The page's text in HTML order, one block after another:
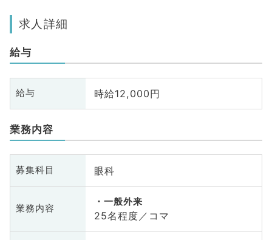
求人詳細
給与
給与 時給12,000円
業務内容
募集科目 眼科
業務内容
一般外来
25名程度／コマ